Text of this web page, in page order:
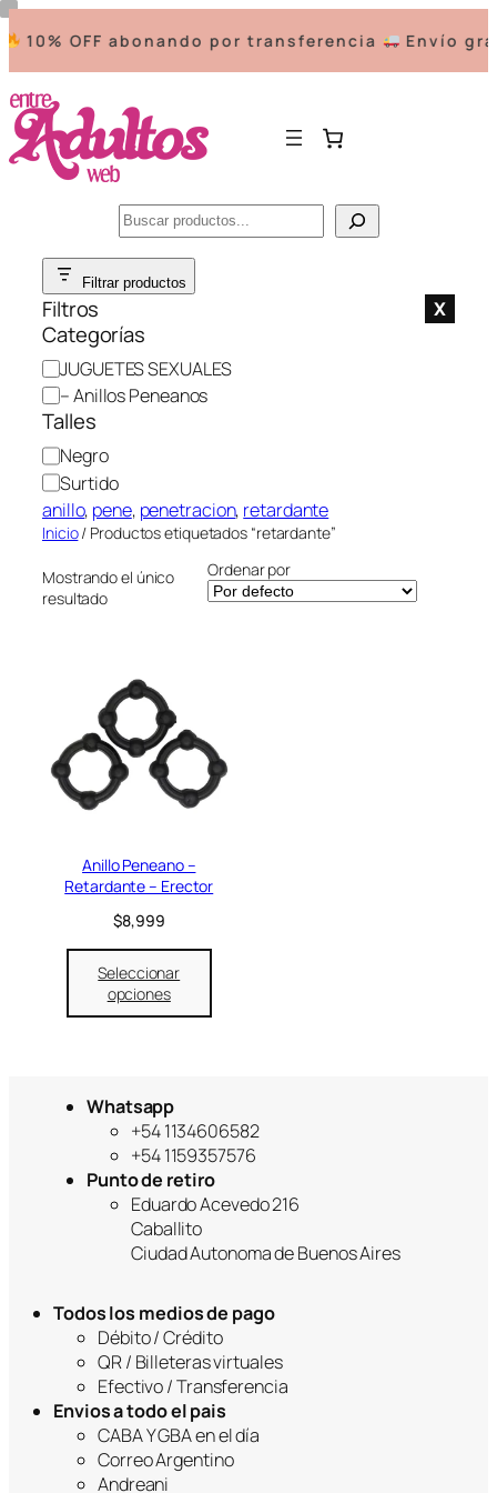
10% OFF abonando por transferencia Envío
Buscar
Saltar
contenido
Filtrar productos
Filtros X
Categorías
C
a
t
e
g
o
r
í
JUGUETES SEXUALES
– Anillos Peneanos
Talles
C
o
l
o
Negro
Surtido
anillo, pene, penetracion, retardante
Inicio/ Productos etiquetados “retardante”
Mostrando el único
resultado
Ordenar por
Anillo Peneano –
Retardante – Erector
$8,999
Seleccionar
opciones
Whatsapp
+54 1134606582
+54 1159357576
Punto de retiro
Eduardo Acevedo 216
Caballito
Ciudad Autonoma de Buenos Aires
Todos los medios de pago
Débito / Crédito
QR / Billeteras virtuales
Efectivo / Transferencia
Envios a todo el pais
CABA Y GBA en el día
Correo Argentino
Andreani